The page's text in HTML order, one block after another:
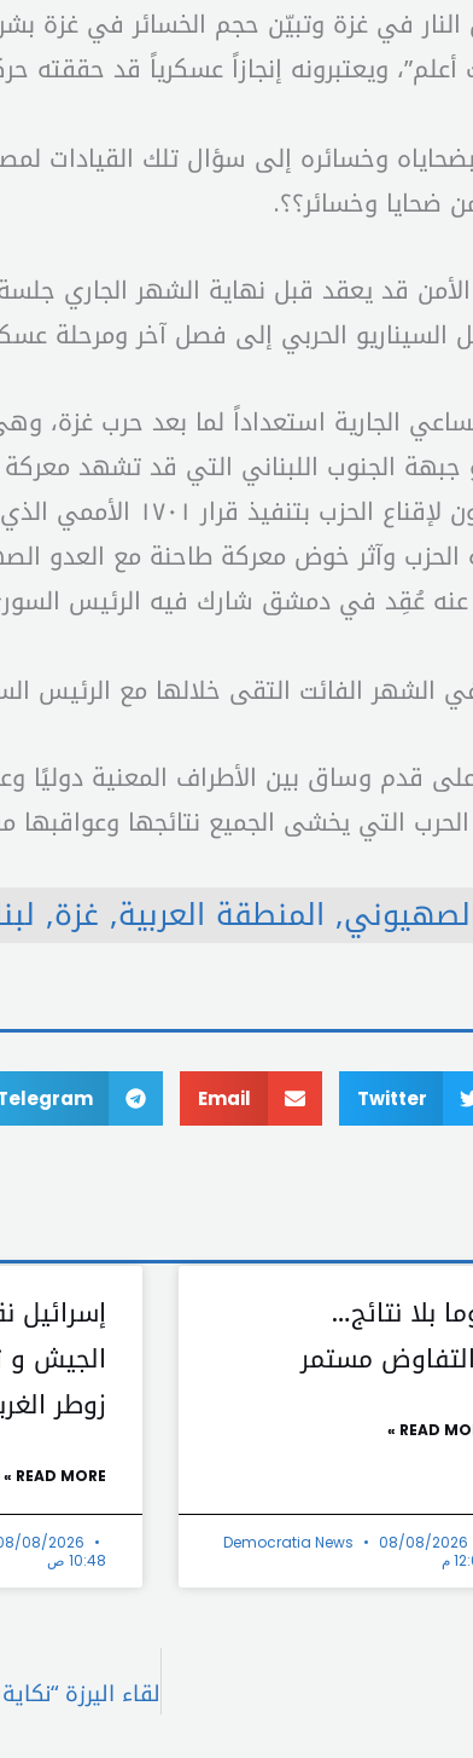
في غزة وتبيّن حجم الخسائر في غزة
ويعتبرونه إنجازاً عسكرياً قد
وخسائره إلى سؤال تلك القيادات
ضحايا وخسائر؟؟.
قد يعقد قبل نهاية الشهر الجاري
الحربي إلى فصل آخر ومرحلة
الجارية استعداداً لما بعد حرب
جبهة الجنوب اللبناني التي قد تشهد
مع المساعي التي يقوم
وآثر خوض معركة طاحنة مع العدو
عُقِد في دمشق شارك فيه الرئيس السوري
الشهر الفائت التقى خلالها مع الرئيس
قدم وساق بين الأطراف المعنية دوليًا
, المنطقة العربية, غزة,
Twitter
Email
بلا نتائج…
مستمر
READ
Democratia News
08/08/2026
م
إسرائيل
الجيش
زوطر
READ MORE »
08/2026
10:48 ص